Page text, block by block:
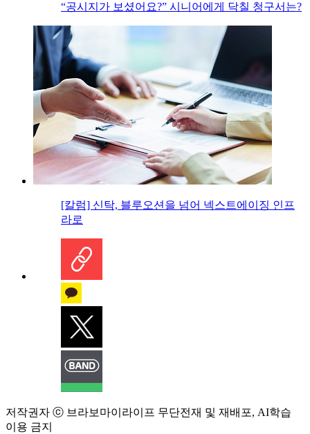
“공시지가 보셨어요?” 시니어에게 닥칠 청구서는?
[칼럼] 신탁, 블루오션을 넘어 넥스트에이징 인프
라로
저작권자 ⓒ 브라보마이라이프 무단전재 및 재배포, AI학습
이용 금지